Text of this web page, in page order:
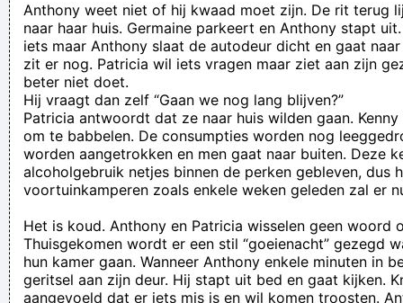
Anthony weet niet of hij kwaad moet zijn. De rit terug
naar haar huis. Germaine parkeert en Anthony stapt
iets maar Anthony slaat de autodeur dicht en gaat naar
zit er nog. Patricia wil iets vragen maar ziet aan zijn
beter niet doet.
Hij vraagt dan zelf “Gaan we nog lang blijven?”
Patricia antwoordt dat ze naar huis wilden gaan.
om te babbelen. De consumpties worden nog
worden aangetrokken en men gaat naar buiten. Deze
alcoholgebruik netjes binnen de perken gebleven, dus
voortuinkamperen zoals enkele weken geleden zal er
Het is koud. Anthony en Patricia wisselen geen woord
Thuisgekomen wordt er een stil “goeienacht” gezegd
hun kamer gaan. Wanneer Anthony enkele minuten in
geritsel aan zijn deur. Hij stapt uit bed en gaat kijken.
aangevoeld dat er iets mis is en wil komen troosten.